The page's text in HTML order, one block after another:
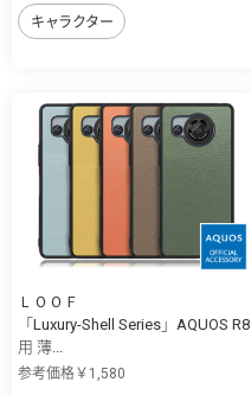
キャラクター
ＬＯＯＦ
「Luxury-Shell Series」AQUOS R8
用 薄...
参考価格￥1,580